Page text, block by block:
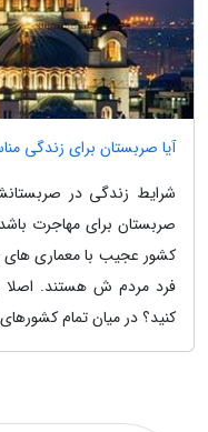
آیا صربستان برای زندگی
شرایط زندگی در
صربستان برای مهاجرت
کشور عجیب با معماری های
فرد مردم ش هستند. اصلا
کنید؟ در میان تمام